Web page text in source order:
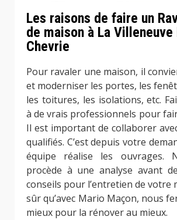
Les raisons de faire un
de maison à La Villeneuve
Chevrie
Pour ravaler une maison, il
et moderniser les portes, les
les toitures, les isolations, etc.
à de vrais professionnels pour
Il est important de collaborer
qualifiés. C’est depuis votre
équipe réalise les ouvrages.
procède à une analyse avant
conseils pour l’entretien de votre
sûr qu’avec Mario Maçon, nous
mieux pour la rénover au mieux.